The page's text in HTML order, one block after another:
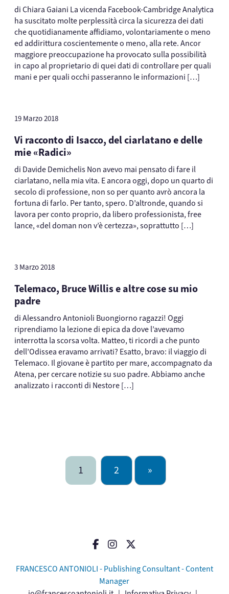
di Chiara Gaiani La vicenda Facebook-Cambridge Analytica
ha suscitato molte perplessità circa la sicurezza dei dati
che quotidianamente affidiamo, volontariamente o meno
ed addirittura coscientemente o meno, alla rete. Ancor
maggiore preoccupazione ha provocato sulla possibilità
in capo al proprietario di quei dati di controllare per quali
mani e per quali occhi passeranno le informazioni […]
19 Marzo 2018
Vi racconto di Isacco, del ciarlatano e delle
mie «Radici»
di Davide Demichelis Non avevo mai pensato di fare il
ciarlatano, nella mia vita. E ancora oggi, dopo un quarto di
secolo di professione, non so per quanto avrò ancora la
fortuna di farlo. Per tanto, spero. D’altronde, quando si
lavora per conto proprio, da libero professionista, free
lance, «del doman non v’è certezza», soprattutto […]
3 Marzo 2018
Telemaco, Bruce Willis e altre cose su mio
padre
di Alessandro Antonioli Buongiorno ragazzi! Oggi
riprendiamo la lezione di epica da dove l’avevamo
interrotta la scorsa volta. Matteo, ti ricordi a che punto
dell’Odissea eravamo arrivati? Esatto, bravo: il viaggio di
Telemaco. Il giovane è partito per mare, accompagnato da
Atena, per cercare notizie su suo padre. Abbiamo anche
analizzato i racconti di Nestore […]
1 2 »
FRANCESCO ANTONIOLI - Publishing Consultant - Content
Manager